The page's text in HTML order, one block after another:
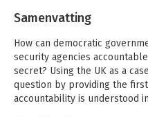
Samenvatting
How can democratic
security agencies
secret? Using the UK as a
question by providing the
accountability is understood